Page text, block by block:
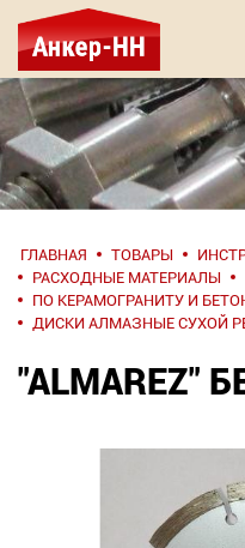
НАПИШИТЕ
НАМ
О компании
Крепеж
ГЛАВНАЯ ТОВАРЫ
РАСХОДНЫЕ МАТЕРИАЛЫ
ПО КЕРАМОГРАНИТУ И
ДИСКИ АЛМАЗНЫЕ СУХОЙ
"ALMAREZ"